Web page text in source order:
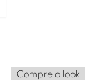
Compre o look